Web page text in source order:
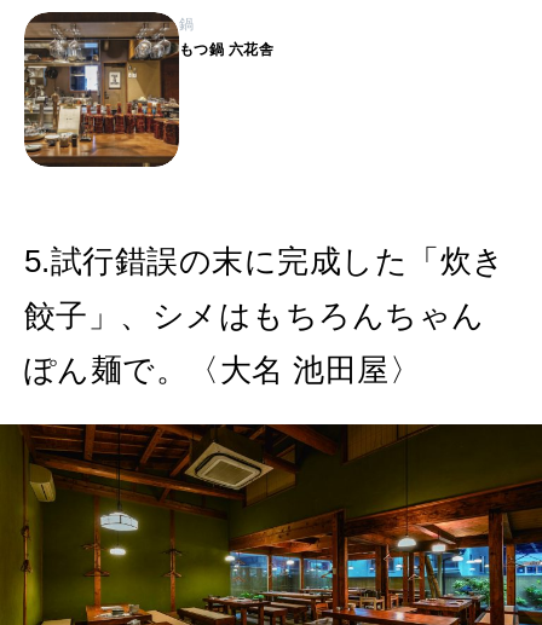
鍋
もつ鍋 六花舎
5.試行錯誤の末に完成した「炊き
餃子」、シメはもちろんちゃん
ぽん麺で。〈大名 池田屋〉